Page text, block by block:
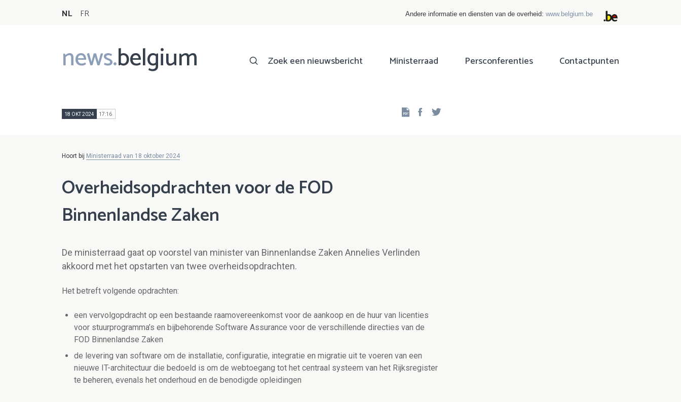
NL FR Andere informatie en diensten van de overheid: www.belgium.be
news.belgium
Main
navigation
Zoek een nieuwsbericht Ministerraad Persconferenties Contactpunten
18 OKT 2024 17:16 Facebook
Hoort bij Ministerraad van 18 oktober 2024
Overheidsopdrachten voor de FOD
Binnenlandse Zaken
De ministerraad gaat op voorstel van minister van Binnenlandse Zaken Annelies Verlinden
akkoord met het opstarten van twee overheidsopdrachten.
Het betreft volgende opdrachten:
een vervolgopdracht op een bestaande raamovereenkomst voor de aankoop en de huur van licenties
voor stuurprogramma’s en bijbehorende Software Assurance voor de verschillende directies van de
FOD Binnenlandse Zaken
de levering van software om de installatie, configuratie, integratie en migratie uit te voeren van een
nieuwe IT-architectuur die bedoeld is om de webtoegang tot het centraal systeem van het Rijksregister
te beheren, evenals het onderhoud en de benodigde opleidingen